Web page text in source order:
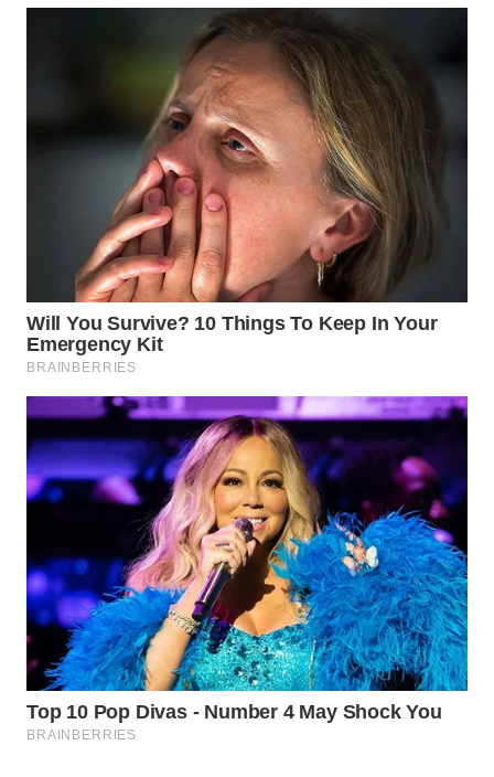
MANDALIKA
WN
BORNEO
Wahana
Media
Group
WAHANA
WAHANA
TANI
WAHANA
ADVOKAT
WAHANA
INFRASTRUKTUR
WAHANA